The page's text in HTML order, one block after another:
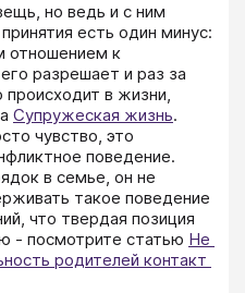
но ведь и с ним
есть один минус:
отношением к
разрешает и раз за
происходит в жизни,
Супружеская жизнь.
чувство, это
поведение.
в семье, он не
такое поведение
что твердая позиция
- посмотрите статью Не
родителей контакт